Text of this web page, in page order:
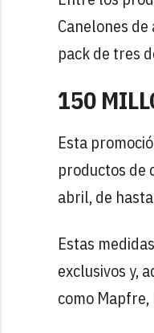
Canelones
pack de tres
150
Esta
productos de
abril, de
Estas
exclusivos y,
como